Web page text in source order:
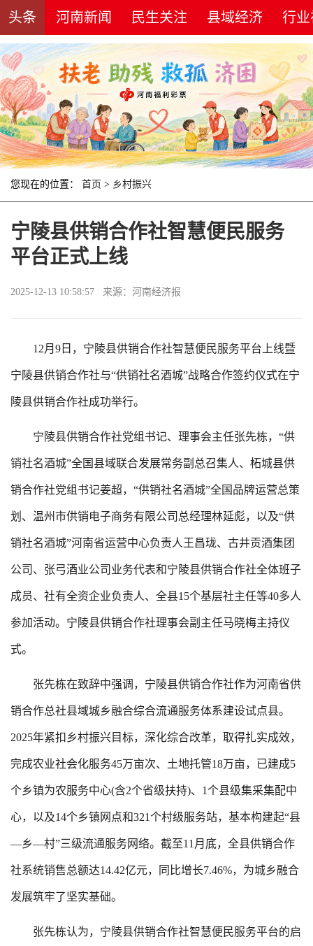
头条 河南新闻 民生关注 县域经济 行
您现在的位置： 首页 > 乡村振兴
宁陵县供销合作社智慧便民服务
平台正式上线
2025-12-13 10:58:57 来源：河南经济报
12月9日，宁陵县供销合作社智慧便民服务平台上线暨
宁陵县供销合作社与“供销社名酒城”战略合作签约仪式在宁
陵县供销合作社成功举行。
宁陵县供销合作社党组书记、理事会主任张先栋，“供
销社名酒城”全国县域联合发展常务副总召集人、柘城县供
销合作社党组书记姜超，“供销社名酒城”全国品牌运营总策
划、温州市供销电子商务有限公司总经理林延彪，以及“供
销社名酒城”河南省运营中心负责人王昌珑、古井贡酒集团
公司、张弓酒业公司业务代表和宁陵县供销合作社全体班子
成员、社有全资企业负责人、全县15个基层社主任等40多人
参加活动。宁陵县供销合作社理事会副主任马晓梅主持仪
式。
张先栋在致辞中强调，宁陵县供销合作社作为河南省供
销合作总社县域城乡融合综合流通服务体系建设试点县。
2025年紧扣乡村振兴目标，深化综合改革，取得扎实成效，
完成农业社会化服务45万亩次、土地托管18万亩，已建成5
个乡镇为农服务中心(含2个省级扶持)、1个县级集采集配中
心，以及14个乡镇网点和321个村级服务站，基本构建起“县
—乡—村”三级流通服务网络。截至11月底，全县供销合作
社系统销售总额达14.42亿元，同比增长7.46%，为城乡融合
发展筑牢了坚实基础。
张先栋认为，宁陵县供销合作社智慧便民服务平台的启